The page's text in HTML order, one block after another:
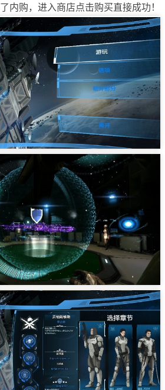
内购，进入商店点击购买直接成功！